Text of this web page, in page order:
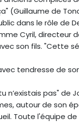
(Guillaume de
dans le rôle de
Cyril, directeur
son fils. "Cette
tendresse de
n’existais pas"
autour de son
Toute l'équipe